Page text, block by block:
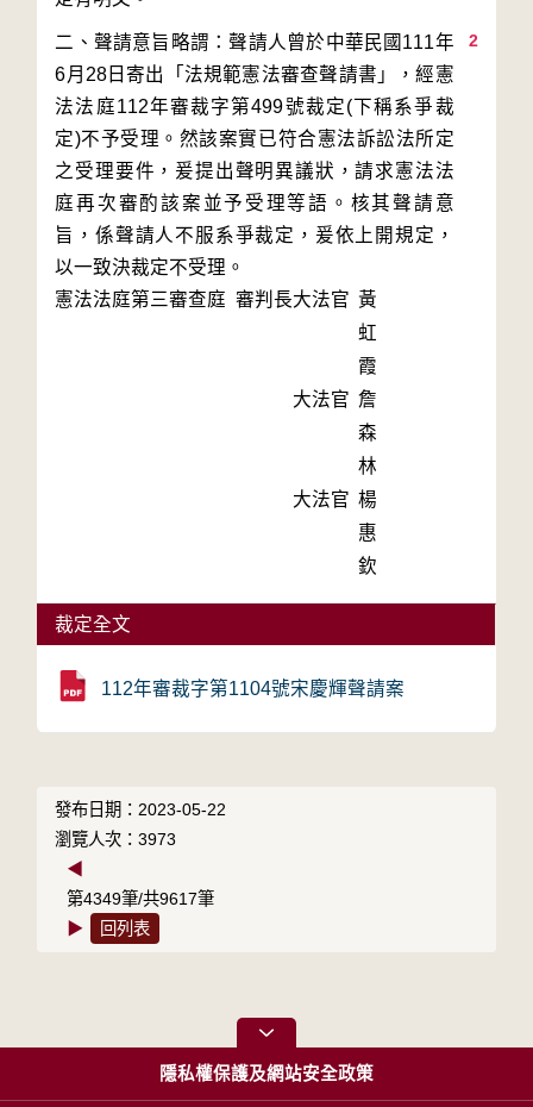
2
二、聲請意旨略謂：聲請人曾於中華民國111年
6月28日寄出「法規範憲法審查聲請書」，經憲
法法庭112年審裁字第499號裁定(下稱系爭裁
定)不予受理。然該案實已符合憲法訴訟法所定
之受理要件，爰提出聲明異議狀，請求憲法法
庭再次審酌該案並予受理等語。核其聲請意
旨，係聲請人不服系爭裁定，爰依上開規定，
以一致決裁定不受理。
憲法法庭第三審查庭 審判長大法官 黃
虹
霞
大法官 詹
森
林
大法官 楊
惠
欽
裁定全文
112年審裁字第1104號宋慶輝聲請案
發布日期：2023-05-22
瀏覽人次：3973
◀
第4349筆/共9617筆
▶
回列表
隱私權保護及網站安全政策